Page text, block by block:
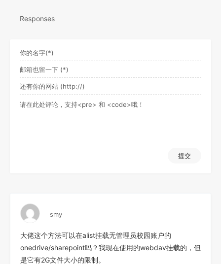
Responses
提交
smy
大佬这个方法可以在alist挂载无管理员校园账户的
onedrive/sharepoint吗？我现在使用的webdav挂载的，但
是它有2G文件大小的限制。